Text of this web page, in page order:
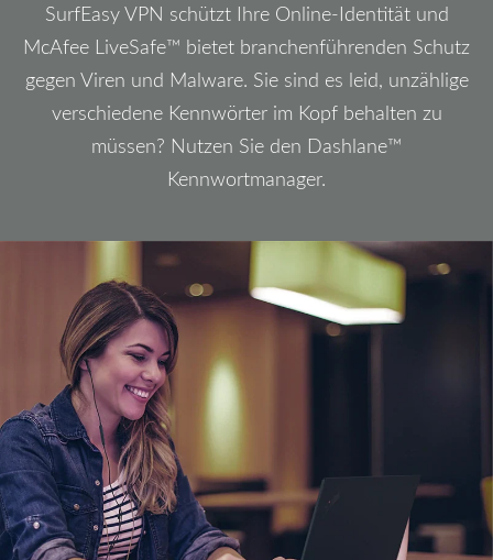
SurfEasy VPN schützt Ihre Online-Identität und
McAfee LiveSafe™ bietet branchenführenden Schutz
gegen Viren und Malware. Sie sind es leid, unzählige
verschiedene Kennwörter im Kopf behalten zu
müssen? Nutzen Sie den Dashlane™
Kennwortmanager.